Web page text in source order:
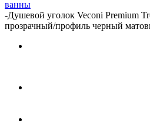
ванны
-Душевой уголок Veconi Premium
прозрачный/профиль черный